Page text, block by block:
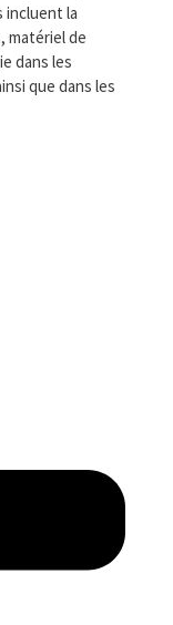
incluent la
matériel de
dans les
que dans les